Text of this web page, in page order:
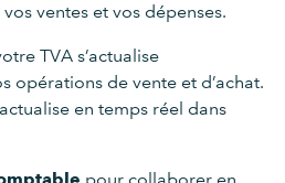
ventes et vos dépenses.
TVA s’actualise
opérations de vente et d’achat.
en temps réel dans
pour collaborer en